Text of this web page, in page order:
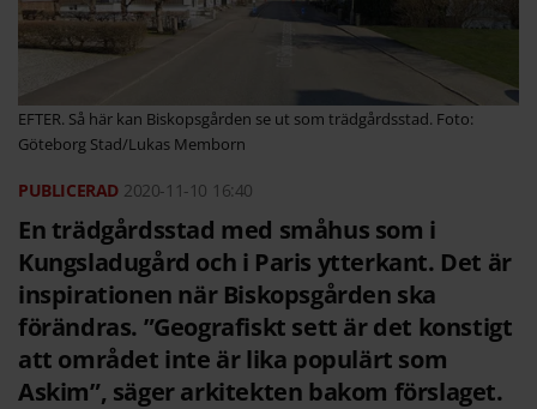
EFTER. Så här kan Biskopsgården se ut som trädgårdsstad. Foto:
Göteborg Stad/Lukas Memborn
2020-11-10 16:40
En trädgårdsstad med småhus som i
Kungsladugård och i Paris ytterkant. Det är
inspirationen när Biskopsgården ska
förändras. ”Geografiskt sett är det konstigt
att området inte är lika populärt som
Askim”, säger arkitekten bakom förslaget.